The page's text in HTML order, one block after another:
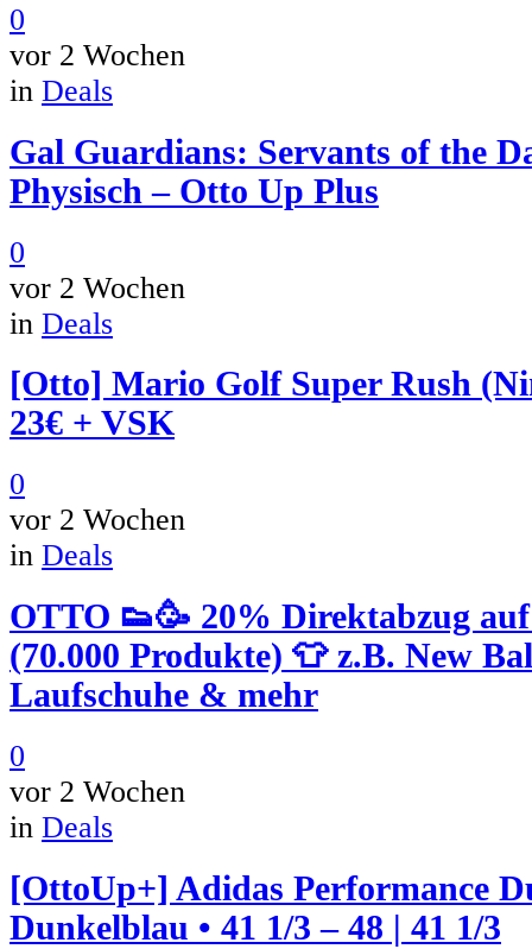
0
vor 2 Wochen
in Deals
Gal Guardians: Servants of the
Physisch – Otto Up Plus
0
vor 2 Wochen
in Deals
[Otto] Mario Golf Super Rush
23€ + VSK
0
vor 2 Wochen
in Deals
OTTO 👟🥳 20% Direktabzug
(70.000 Produkte) 👕 z.B. New
Laufschuhe & mehr
0
vor 2 Wochen
in Deals
[OttoUp+] Adidas Performance
Dunkelblau • 41 1/3 – 48 | 41 1/3